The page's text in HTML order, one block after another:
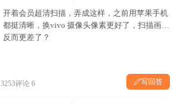
开着会员超清扫描，弄成这样，之前用苹果手机
都挺清晰，换vivo 摄像头像素更好了，扫描画质
反而更差了？
评论 6 写回答